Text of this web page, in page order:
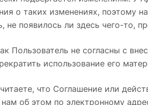
о таких изменениях, поэтому
не появилось ли здесь чего-то,
Пользователь не согласны с
использование его
что Соглашение или
об этом по электронному